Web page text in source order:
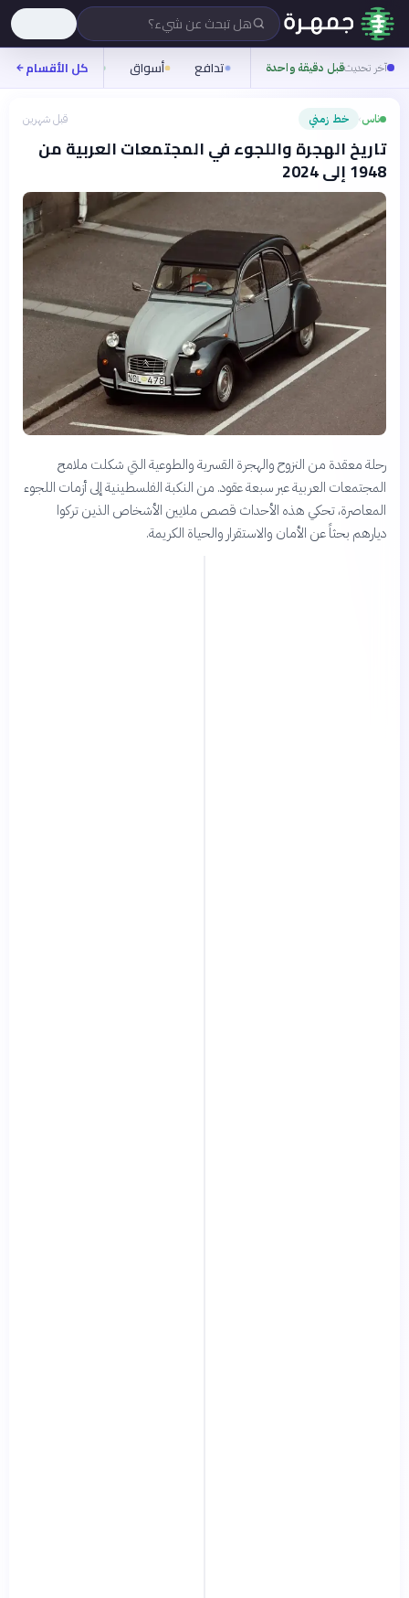
هل تبحث عن شيء؟
آخر تحديثقبل دقيقة واحدة تدافع أسواق ناس روح
كل الأقسام
ناس› خط زمني قبل شهرين
تاريخ الهجرة واللجوء في المجتمعات العربية من
1948 إلى 2024
رحلة معقدة من النزوح والهجرة القسرية والطوعية التي شكلت ملامح
المجتمعات العربية عبر سبعة عقود. من النكبة الفلسطينية إلى أزمات اللجوء
المعاصرة، تحكي هذه الأحداث قصص ملايين الأشخاص الذين تركوا
ديارهم بحثاً عن الأمان والاستقرار والحياة الكريمة.